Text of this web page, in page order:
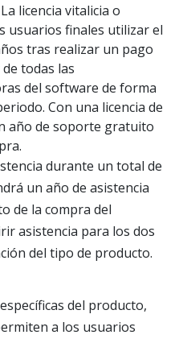
La licencia vitalicia o
usuarios finales utilizar el
tras realizar un pago
todas las
del software de forma
Con una licencia de
año de soporte gratuito
durante un total de
un año de asistencia
de la compra del
asistencia para los dos
del tipo de producto.
del producto,
a los usuarios